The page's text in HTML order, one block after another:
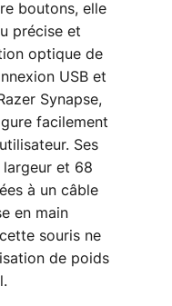
boutons, elle
précise et
optique de
USB et
Synapse,
facilement
Ses
largeur et 68
à un câble
en main
souris ne
de poids